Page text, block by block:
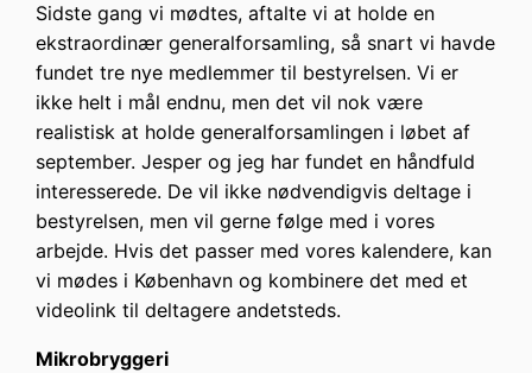
Sidste gang vi mødtes, aftalte vi at holde en
ekstraordinær generalforsamling, så snart vi havde
fundet tre nye medlemmer til bestyrelsen. Vi er
ikke helt i mål endnu, men det vil nok være
realistisk at holde generalforsamlingen i løbet af
september. Jesper og jeg har fundet en håndfuld
interesserede. De vil ikke nødvendigvis deltage i
bestyrelsen, men vil gerne følge med i vores
arbejde. Hvis det passer med vores kalendere, kan
vi mødes i København og kombinere det med et
videolink til deltagere andetsteds.
Mikrobryggeri